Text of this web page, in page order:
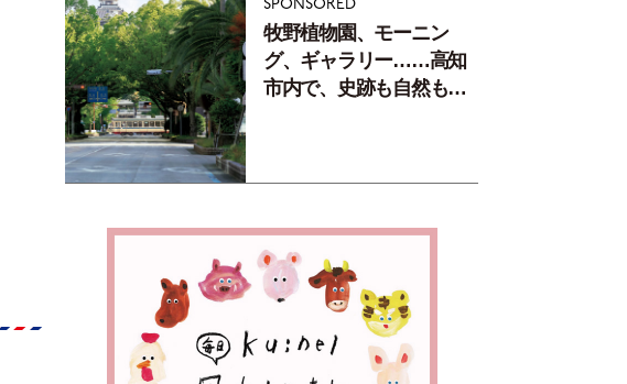
SPONSORED
牧野植物園、モーニン
グ、ギャラリー……高知
市内で、史跡も自然もグ